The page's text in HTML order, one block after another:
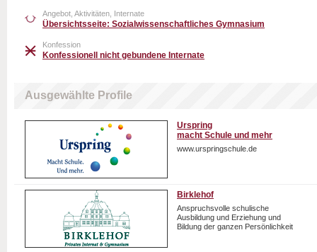
Angebot, Aktivitäten, Internate
Übersichtsseite: Sozialwissenschaftliches Gymnasium
Konfession
Konfessionell nicht gebundene Internate
Ausgewählte Profile
Urspring
macht Schule und mehr
www.urspringschule.de
Birklehof
Anspruchsvolle schulische
Ausbildung und Erziehung und
Bildung der ganzen Persönlichkeit